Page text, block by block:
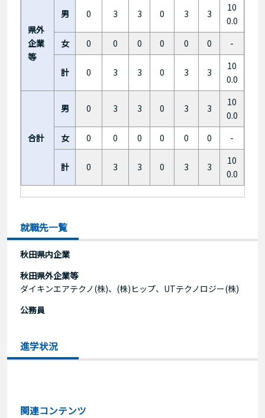
県外
企業
等
男 0 3 3 0 3 3
10
0.0
女
0 0 0 0 0 0 -
計 0 3 3 0 3 3
10
0.0
合計
男 0 3 3 0 3 3
10
0.0
女
0 0 0 0 0 0 -
計 0 3 3 0 3 3
10
0.0
就職先一覧
秋田県内企業
秋田県外企業等
ダイキンエアテクノ(株)、(株)ヒップ、UTテクノロジー(株)
公務員
進学状況
関連コンテンツ